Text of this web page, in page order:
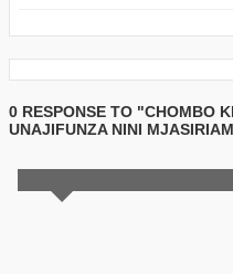
0 RESPONSE TO "CHOMBO
UNAJIFUNZA NINI